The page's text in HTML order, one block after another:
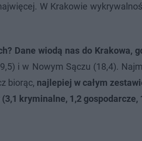
W Krakowie
Dane wiodą nas do Krakowa,
i w Nowym Sączu (18,4).
biorąc, najlepiej w całym
kryminalne, 1,2 gospodarcze,